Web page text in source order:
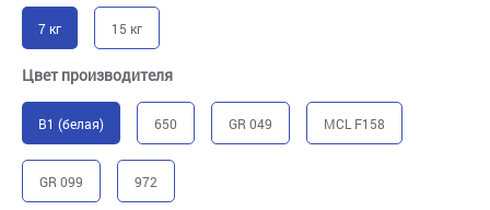
7 кг 15 кг
Цвет производителя
B1 (белая) 650 GR 049 MCL F158
GR 099 972